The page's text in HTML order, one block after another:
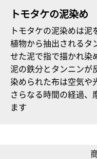
トモタケの泥染め
トモタケの泥染めは泥
植物から抽出されるタ
せた泥で指で描かれ染
泥の鉄分とタンニンが
染められた布は空気や
さらなる時間の経過、
ます